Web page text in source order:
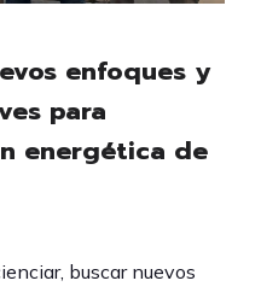
enfoques y
para
energética de
buscar nuevos